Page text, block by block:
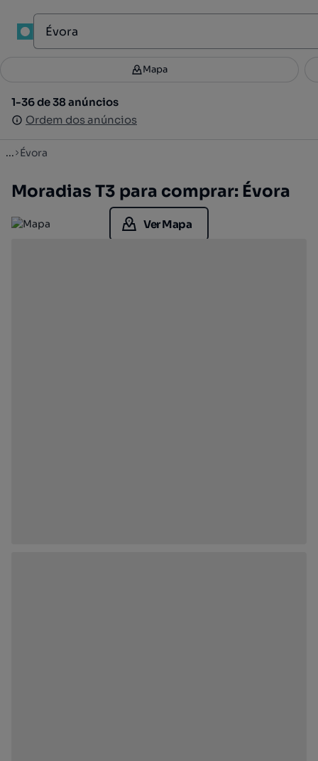
Filtros 3
1-36 de 38 anúncios
Ordem dos anúncios
Mapa
1-36 de 38 anúncios
Ordem dos anúncios
... Évora
Moradias T3 para comprar: Évora
Ver Mapa